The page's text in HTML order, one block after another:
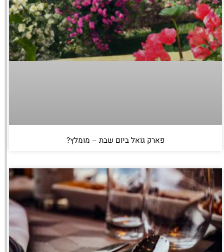
פארק גואל ביום שבת – מומלץ?